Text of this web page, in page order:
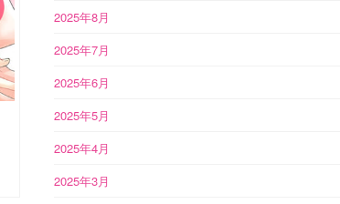
2025年8月
2025年7月
2025年6月
2025年5月
2025年4月
2025年3月